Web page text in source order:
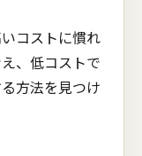
コストに慣れ
、低コストで
方法を見つけ